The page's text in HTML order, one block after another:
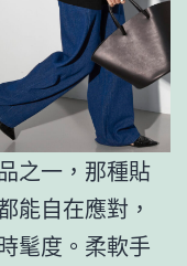
之一，那種貼
能自在應對，
髦度。柔軟手